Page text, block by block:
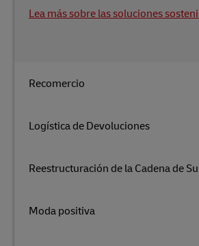
Recomercio
Logística de Devoluciones
Reestructuración de la Cadena de
Moda positiva
Lea más sobre las soluciones